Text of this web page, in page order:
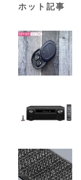
ホット記事